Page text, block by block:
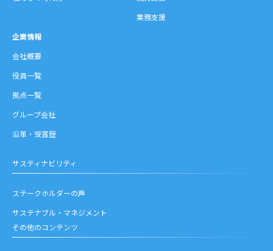
業務支援
企業情報
会社概要
役員一覧
拠点一覧
グループ会社
沿革・受賞歴
サスティナビリティ
ステークホルダーの声
サステナブル・マネジメント
その他のコンテンツ